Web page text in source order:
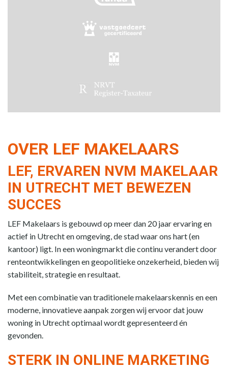
OVER LEF MAKELAARS
LEF, ERVAREN NVM MAKELAAR
IN UTRECHT MET BEWEZEN
SUCCES
LEF Makelaars is gebouwd op meer dan 20 jaar ervaring en
actief in Utrecht en omgeving, de stad waar ons hart (en
kantoor) ligt. In een woningmarkt die continu verandert door
renteontwikkelingen en geopolitieke onzekerheid, bieden wij
stabiliteit, strategie en resultaat.
Met een combinatie van traditionele makelaarskennis en een
moderne, innovatieve aanpak zorgen wij ervoor dat jouw
woning in Utrecht optimaal wordt gepresenteerd én
gevonden.
STERK IN ONLINE MARKETING